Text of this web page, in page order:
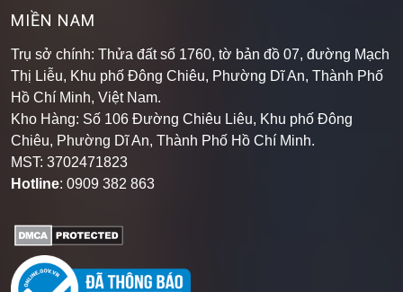
MIỀN NAM
Trụ sở chính: Thửa đất số 1760, tờ bản đồ 07, đường Mạch
Thị Liễu, Khu phố Đông Chiêu, Phường Dĩ An, Thành Phố
Hồ Chí Minh, Việt Nam.
Kho Hàng: Số 106 Đường Chiêu Liêu, Khu phố Đông
Chiêu, Phường Dĩ An, Thành Phố Hồ Chí Minh.
MST: 3702471823
Hotline: 0909 382 863